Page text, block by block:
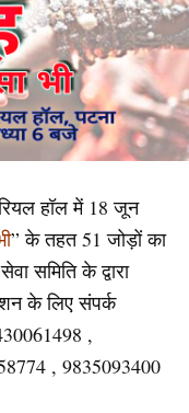
हॉल में 18 जून
” के तहत 51 जोड़ों का
समिति के द्वारा
के लिए संपर्क
,
, 9835093400